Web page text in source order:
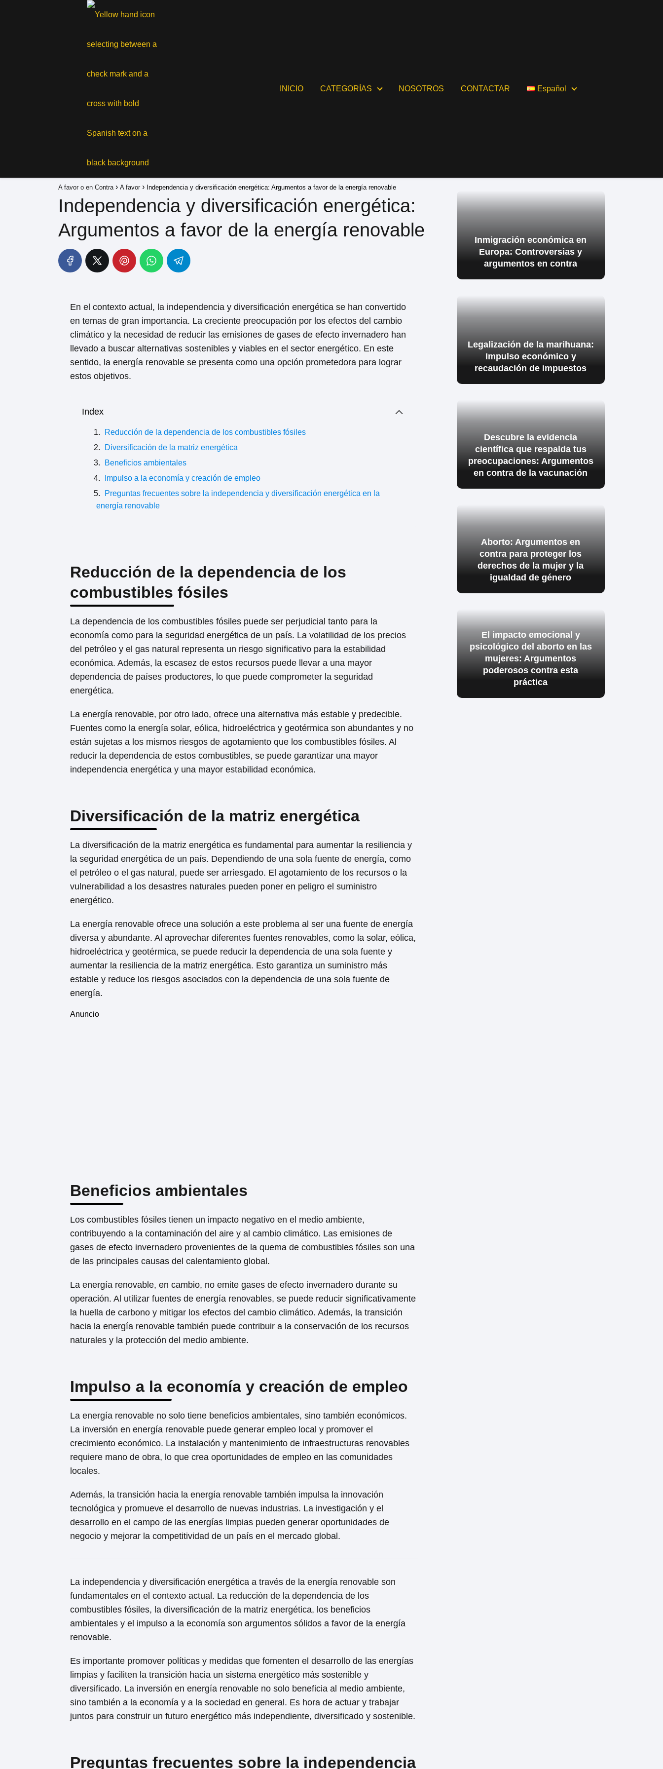
INICIO CATEGORÍAS NOSOTROS CONTACTAR Español
A favor o en Contra A favor Independencia y diversificación energética: Argumentos a favor de la energía renovable
Independencia y diversificación energética:
Argumentos a favor de la energía renovable
En el contexto actual, la independencia y diversificación energética se han convertido
en temas de gran importancia. La creciente preocupación por los efectos del cambio
climático y la necesidad de reducir las emisiones de gases de efecto invernadero han
llevado a buscar alternativas sostenibles y viables en el sector energético. En este
sentido, la energía renovable se presenta como una opción prometedora para lograr
estos objetivos.
Index
Reducción de la dependencia de los combustibles fósiles
Diversificación de la matriz energética
Beneficios ambientales
Impulso a la economía y creación de empleo
Preguntas frecuentes sobre la independencia y diversificación energética en la
energía renovable
Reducción de la dependencia de los
combustibles fósiles
La dependencia de los combustibles fósiles puede ser perjudicial tanto para la
economía como para la seguridad energética de un país. La volatilidad de los precios
del petróleo y el gas natural representa un riesgo significativo para la estabilidad
económica. Además, la escasez de estos recursos puede llevar a una mayor
dependencia de países productores, lo que puede comprometer la seguridad
energética.
La energía renovable, por otro lado, ofrece una alternativa más estable y predecible.
Fuentes como la energía solar, eólica, hidroeléctrica y geotérmica son abundantes y no
están sujetas a los mismos riesgos de agotamiento que los combustibles fósiles. Al
reducir la dependencia de estos combustibles, se puede garantizar una mayor
independencia energética y una mayor estabilidad económica.
Diversificación de la matriz energética
La diversificación de la matriz energética es fundamental para aumentar la resiliencia y
la seguridad energética de un país. Dependiendo de una sola fuente de energía, como
el petróleo o el gas natural, puede ser arriesgado. El agotamiento de los recursos o la
vulnerabilidad a los desastres naturales pueden poner en peligro el suministro
energético.
La energía renovable ofrece una solución a este problema al ser una fuente de energía
diversa y abundante. Al aprovechar diferentes fuentes renovables, como la solar, eólica,
hidroeléctrica y geotérmica, se puede reducir la dependencia de una sola fuente y
aumentar la resiliencia de la matriz energética. Esto garantiza un suministro más
estable y reduce los riesgos asociados con la dependencia de una sola fuente de
energía.
Anuncio
Beneficios ambientales
Los combustibles fósiles tienen un impacto negativo en el medio ambiente,
contribuyendo a la contaminación del aire y al cambio climático. Las emisiones de
gases de efecto invernadero provenientes de la quema de combustibles fósiles son una
de las principales causas del calentamiento global.
La energía renovable, en cambio, no emite gases de efecto invernadero durante su
operación. Al utilizar fuentes de energía renovables, se puede reducir significativamente
la huella de carbono y mitigar los efectos del cambio climático. Además, la transición
hacia la energía renovable también puede contribuir a la conservación de los recursos
naturales y la protección del medio ambiente.
Impulso a la economía y creación de empleo
La energía renovable no solo tiene beneficios ambientales, sino también económicos.
La inversión en energía renovable puede generar empleo local y promover el
crecimiento económico. La instalación y mantenimiento de infraestructuras renovables
requiere mano de obra, lo que crea oportunidades de empleo en las comunidades
locales.
Además, la transición hacia la energía renovable también impulsa la innovación
tecnológica y promueve el desarrollo de nuevas industrias. La investigación y el
desarrollo en el campo de las energías limpias pueden generar oportunidades de
negocio y mejorar la competitividad de un país en el mercado global.
La independencia y diversificación energética a través de la energía renovable son
fundamentales en el contexto actual. La reducción de la dependencia de los
combustibles fósiles, la diversificación de la matriz energética, los beneficios
ambientales y el impulso a la economía son argumentos sólidos a favor de la energía
renovable.
Es importante promover políticas y medidas que fomenten el desarrollo de las energías
limpias y faciliten la transición hacia un sistema energético más sostenible y
diversificado. La inversión en energía renovable no solo beneficia al medio ambiente,
sino también a la economía y a la sociedad en general. Es hora de actuar y trabajar
juntos para construir un futuro energético más independiente, diversificado y sostenible.
Preguntas frecuentes sobre la independencia
Inmigración económica en
Europa: Controversias y
argumentos en contra
Legalización de la marihuana:
Impulso económico y
recaudación de impuestos
Descubre la evidencia
científica que respalda tus
preocupaciones: Argumentos
en contra de la vacunación
Aborto: Argumentos en
contra para proteger los
derechos de la mujer y la
igualdad de género
El impacto emocional y
psicológico del aborto en las
mujeres: Argumentos
poderosos contra esta
práctica